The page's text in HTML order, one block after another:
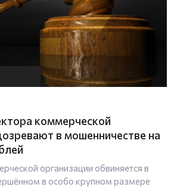
коммерческой
в мошенничестве на
организации обвиняется в
в особо крупном размере